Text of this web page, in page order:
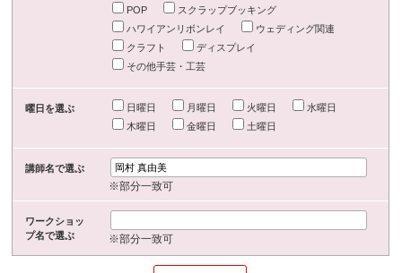
POP
スクラップブッキング
ハワイアンリボンレイ
ウェディング関連
クラフト
ディスプレイ
その他手芸・工芸
曜日を選ぶ 日曜日 月曜日 火曜日
水曜日
木曜日
金曜日 土曜日
講師名で選ぶ
※部分一致可
ワークショッ
プ名で選ぶ
※部分一致可